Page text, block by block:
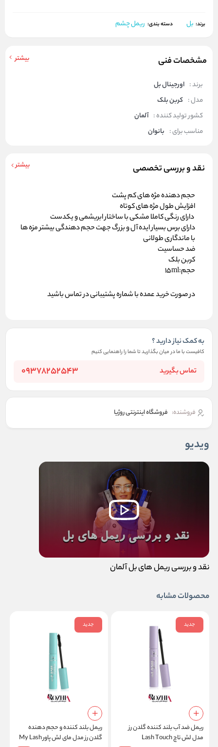
برند: بل دسته بندی: ریمل چشم
مشخصات فنی بیشتر
برند : اورجینال بل
مدل : کربن بلک
کشور تولید کننده : آلمان
مناسب برای : بانوان
نقد و بررسی تخصصی بیشتر
حجم دهنده مژه های کم پشت
افزایش طول مژه های کوتاه
دارای رنگی کاملا مشکی با ساختار ابریشمی و یکدست
دارای برس بسیار ایده آل و بزرگ جهت حجم دهندگی بیشتر مزه ها
با ماندگاری طولانی
ضد حساسیت
کربن بلک
حجم:15ml
در صورت خرید عمده با شماره پشتیبانی در تماس باشید
به کمک نیاز دارید ؟
کافیست با ما در میان بگذارید تا شما را راهنمایی کنیم
تماس بگیرید 09378252543
فروشنده: فروشگاه اینترنتی روژیا
ویدیو
نقد و بررسی ریمل های بل آلمان
محصولات مشابه
جدید
ریمل ضد آب بلند کننده گلدن رز
مدل لش تاچ Lash Touch
جدید
ریمل بلند کننده و حجم دهنده
گلدن رز مدل مای لش پاور My Lash